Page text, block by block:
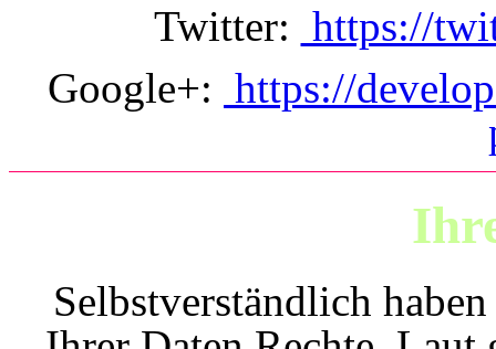
Twitter: https://
Google+: https://
Selbstverständlich